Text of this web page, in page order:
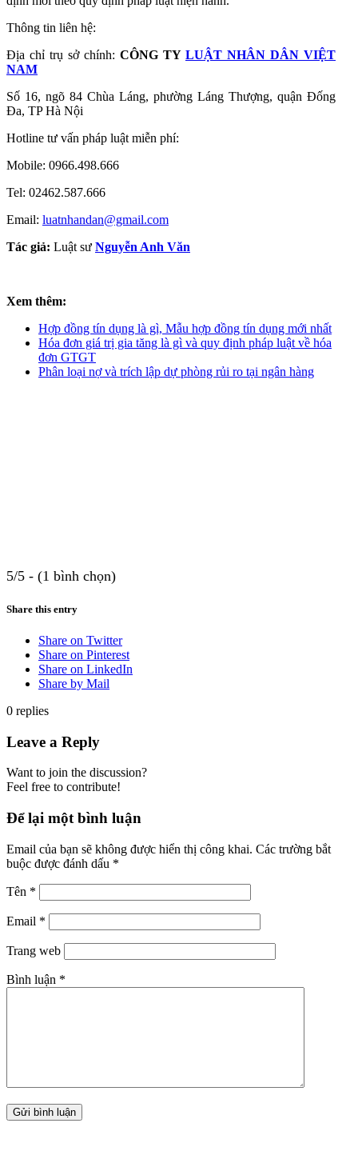
Thông tin liên hệ:
Địa chỉ trụ sở chính: CÔNG TY LUẬT NHÂN DÂN VIỆT
NAM
Số 16, ngõ 84 Chùa Láng, phường Láng Thượng, quận Đống
Đa, TP Hà Nội
Hotline tư vấn pháp luật miễn phí:
Mobile: 0966.498.666
Tel: 02462.587.666
Email: luatnhandan@gmail.com
Tác giả: Luật sư Nguyễn Anh Văn
Xem thêm:
Hợp đồng tín dụng là gì, Mẫu hợp đồng tín dụng mới nhất
Hóa đơn giá trị gia tăng là gì và quy định pháp luật về hóa
đơn GTGT
Phân loại nợ và trích lập dự phòng rủi ro tại ngân hàng
5/5 - (1 bình chọn)
Share this entry
Share on Twitter
Share on Pinterest
Share on LinkedIn
Share by Mail
0 replies
Leave a Reply
Want to join the discussion?
Feel free to contribute!
Để lại một bình luận
Email của bạn sẽ không được hiển thị công khai. Các trường bắt
buộc được đánh dấu *
Tên *
Email *
Trang web
Bình luận *